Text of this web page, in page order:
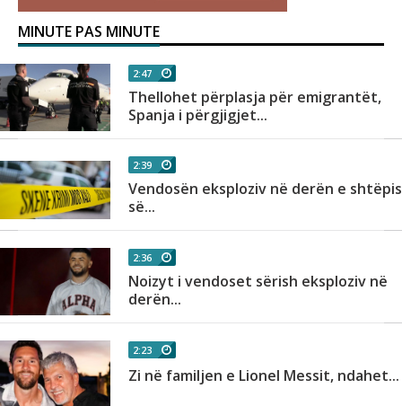
MINUTE PAS MINUTE
2:47
Thellohet përplasja për emigrantët,
Spanja i përgjigjet...
2:39
Vendosën eksploziv në derën e
së...
2:36
Noizyt i vendoset sërish eksploziv në
derën...
2:23
Zi në familjen e Lionel Messit, ndahet...